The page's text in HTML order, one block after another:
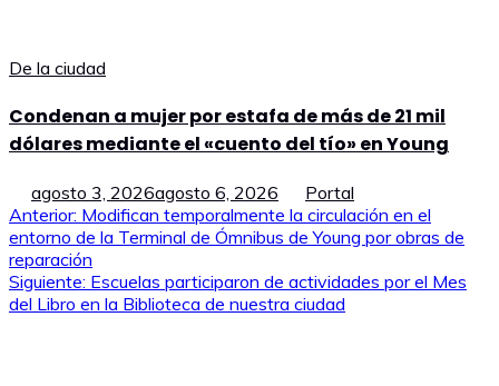
De la ciudad
Condenan a mujer por estafa de más de 21 mil
dólares mediante el «cuento del tío» en Young
agosto 3, 2026agosto 6, 2026 Portal
Navegación
de
entradas
Anterior: Modifican temporalmente la circulación en el
entorno de la Terminal de Ómnibus de Young por obras de
reparación
Siguiente: Escuelas participaron de actividades por el Mes
del Libro en la Biblioteca de nuestra ciudad